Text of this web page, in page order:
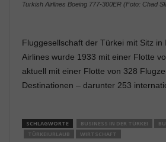
Turkish Airlines Boeing 777-300ER (Foto: Chad
Fluggesellschaft der Türkei mit Sitz
Airlines wurde 1933 mit einer Flotte
aktuell mit einer Flotte von 328
Destinationen – darunter 253
SCHLAGWORTE BUSINESS IN DER TÜRKEI
TÜRKEIURLAUB
WIRTSCHAFT